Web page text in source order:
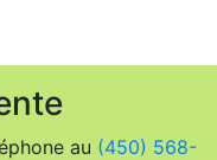
au (450) 568-